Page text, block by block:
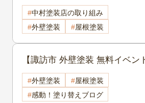
装 【第4回（全5回）】築年数
壁・屋根のメンテナンスシリ
前後は塗装では止まらない劣化
期｜屋根・外壁の判断ポイント
中村塗装店の取り組み
外壁塗装
屋根塗装
【諏訪市 外壁塗装 無料イベン
村塗装店ショールーム1周年感
場特典＆相談会あり！
外壁塗装
屋根塗装
感動！塗り替えブログ